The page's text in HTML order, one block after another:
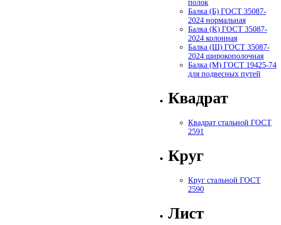
полок
Балка (Б) ГОСТ 35087-
2024 нормальная
Балка (К) ГОСТ 35087-
2024 колонная
Балка (Ш) ГОСТ 35087-
2024 широкополочная
Балка (М) ГОСТ 19425-74
для подвесных путей
Квадрат
Квадрат стальной ГОСТ
2591
Круг
Круг стальной ГОСТ
2590
Лист